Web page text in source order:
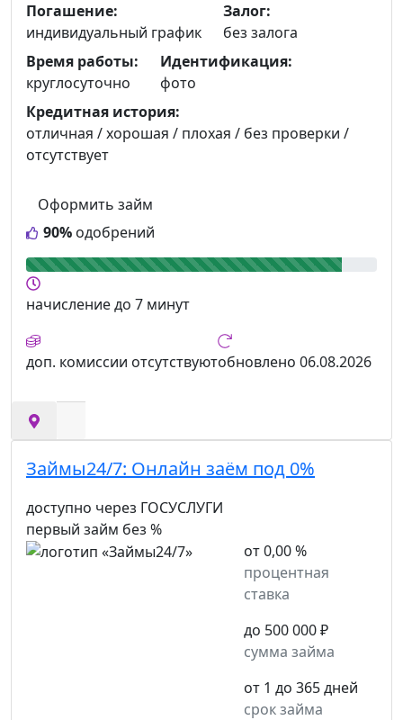
90% одобрений
Оформить займ
Погашение:
индивидуальный график
Залог:
без залога
Время работы:
круглосуточно
Идентификация:
фото
Кредитная история:
отличная / хорошая / плохая / без проверки /
отсутствует
начислениедо 7 минут
доп. комиссии отсутствуютобновлено 06.08.2026
Займы24/7: Онлайн заём под 0%
доступно через ГОСУСЛУГИ
первый займ без %
от 0,00 %
процентная
ставка
до 500 000 ₽
сумма займа
от 1 до 365 дней
срок займа